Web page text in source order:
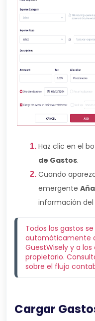
Haz clic en el
de Gastos.
Cuando
emergente
información del
Todos los gastos
automáticamente
GuestWisely y a
propietario.
sobre el flujo
Cargar